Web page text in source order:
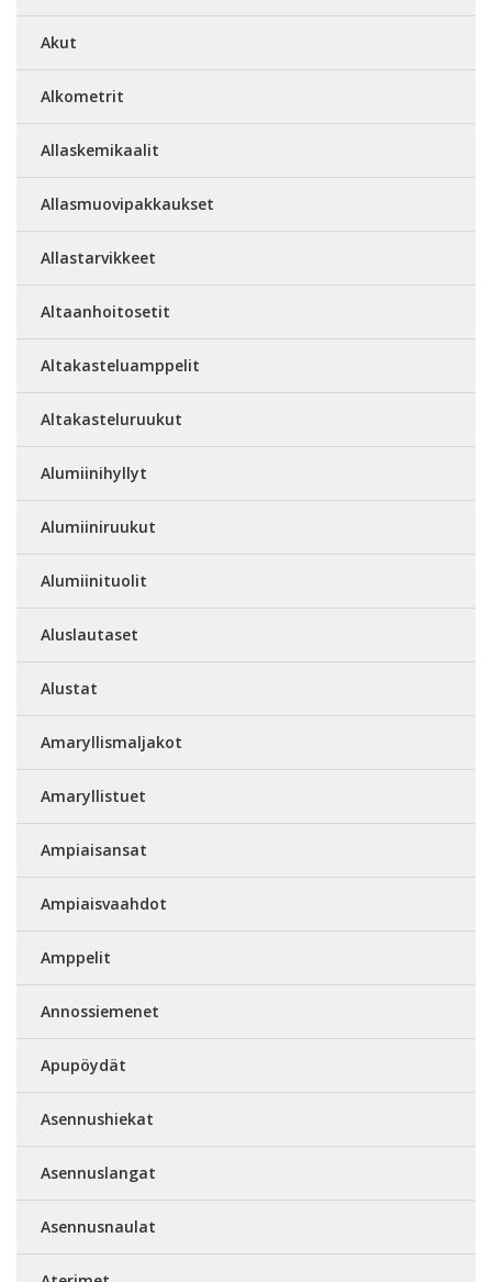
Akut
Alkometrit
Allaskemikaalit
Allasmuovipakkaukset
Allastarvikkeet
Altaanhoitosetit
Altakasteluamppelit
Altakasteluruukut
Alumiinihyllyt
Alumiiniruukut
Alumiinituolit
Aluslautaset
Alustat
Amaryllismaljakot
Amaryllistuet
Ampiaisansat
Ampiaisvaahdot
Amppelit
Annossiemenet
Apupöydät
Asennushiekat
Asennuslangat
Asennusnaulat